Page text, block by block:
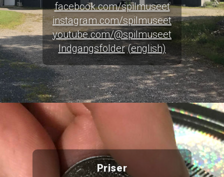
facebook.com/spilmuseet
instagram.com/spilmuseet
youtube.com/@spilmuseet
Indgangsfolder (english)
Priser